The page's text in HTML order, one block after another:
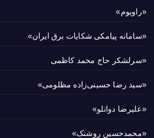
«راویوم»
«سامانه پیامکی شکایات برق ایران»
«سرلشکر حاج محمد کاظمی
«سید رضا حسینی‌زاده مظلومی»
«علیرضا دوانلو»
«محمدحسین روشنک»